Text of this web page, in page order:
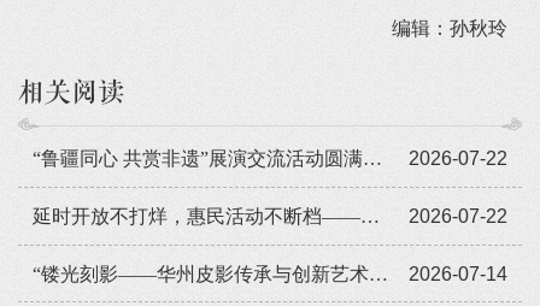
编辑：孙秋玲
相关阅读
2026-07-22
“鲁疆同心 共赏非遗”展演交流活动圆满闭幕
2026-07-22
延时开放不打烊，惠民活动不断档——广东省非遗馆暑期人气旺
2026-07-14
“镂光刻影——华州皮影传承与创新艺术展览”全国巡展走进遵义